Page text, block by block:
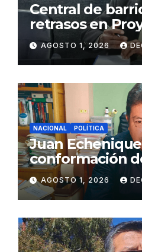
Central de
retrasos en
de Agua y
Juliaca
AGOSTO 1, 2026
NACIONAL POLÍTICA
Juan
conformación
gabinete
Fujimori
AGOSTO 1, 2026